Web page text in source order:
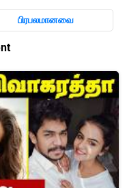
பிரபலமானவை